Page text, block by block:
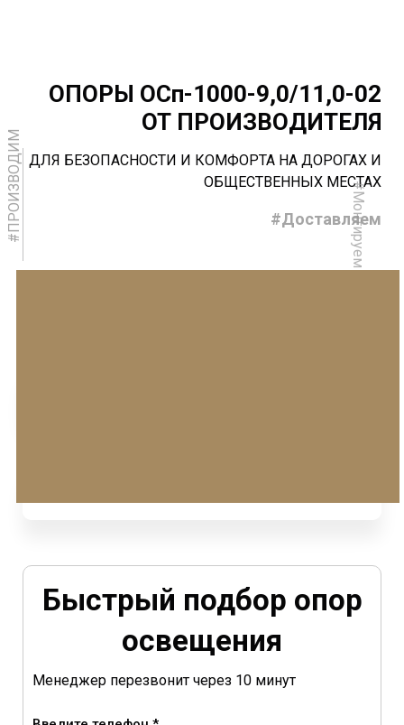
#Монтируем
#ПРОИЗВОДИМ
ОПОРЫ ОСп-1000-9,0/11,0-02
ОТ ПРОИЗВОДИТЕЛЯ
ДЛЯ БЕЗОПАСНОСТИ И КОМФОРТА НА ДОРОГАХ И
ОБЩЕСТВЕННЫХ МЕСТАХ
#Доставляем
Быстрый подбор опор
освещения
Менеджер перезвонит через 10 минут